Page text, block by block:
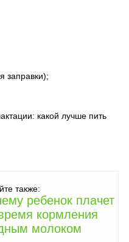
заправки);
какой лучше пить
также:
ребенок плачет
кормления
молоком